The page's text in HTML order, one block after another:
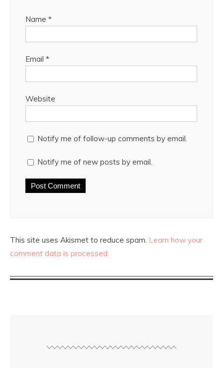
Name *
Email *
Website
Notify me of follow-up comments by email.
Notify me of new posts by email.
This site uses Akismet to reduce spam. Learn how your
comment data is processed.